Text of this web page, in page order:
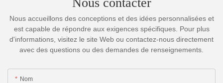
Nous accueillons des conceptions et des idées personnalisées et
est capable de répondre aux exigences spécifiques. Pour plus
d'informations, visitez le site Web ou contactez-nous directement
avec des questions ou des demandes de renseignements.
Nom